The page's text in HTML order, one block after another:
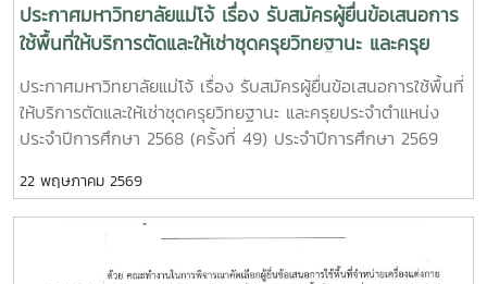
ประกาศมหาวิทยาลัยแม่โจ้ เรื่อง รับสมัครผู้ยื่นข้อเสนอการ
ใช้พื้นที่ให้บริการตัดและให้เช่าชุดครุยวิทยฐานะ และครุย
ประจำตำแหน่ง ประจำปีการศึกษา 2568 (ครั้งที่ 49)
ประจำปีการศึกษา 2569 (ครั้งที่ 50) และประจำปีการศึกษา
2570 (ครั้งที่ 51)
ประกาศมหาวิทยาลัยแม่โจ้ เรื่อง รับสมัครผู้ยื่นข้อเสนอการใช้พื้นที่
ให้บริการตัดและให้เช่าชุดครุยวิทยฐานะ และครุยประจำตำแหน่ง
ประจำปีการศึกษา 2568 (ครั้งที่ 49) ประจำปีการศึกษา 2569
ครุยวิทยฐานะ และสีประจำคณะ วิทยาลัย ของมหาวิทยาลัยแม่โจ้
22 พฤษภาคม 2569